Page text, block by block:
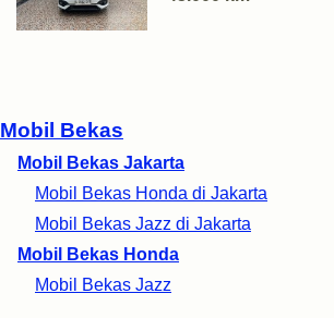
Mobil Bekas
Mobil Bekas Jakarta
Mobil Bekas Honda di Jakarta
Mobil Bekas Jazz di Jakarta
Mobil Bekas Honda
Mobil Bekas Jazz